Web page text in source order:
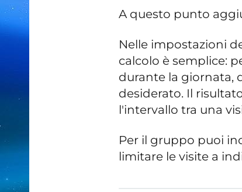
A questo punto
Nelle impostazioni
calcolo è semplice:
durante la giornata,
desiderato. Il
l'intervallo tra una
Per il gruppo puoi
limitare le visite a